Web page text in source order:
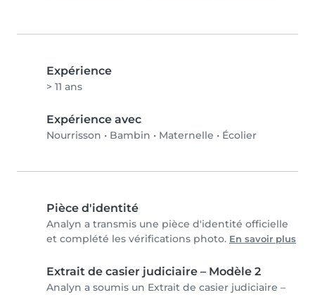
Expérience
> 11 ans
Expérience avec
Nourrisson • Bambin • Maternelle • Écolier
Pièce d'identité
Analyn a transmis une pièce d'identité officielle
et complété les vérifications photo. En savoir plus
Extrait de casier judiciaire – Modèle 2
Analyn a soumis un Extrait de casier judiciaire –